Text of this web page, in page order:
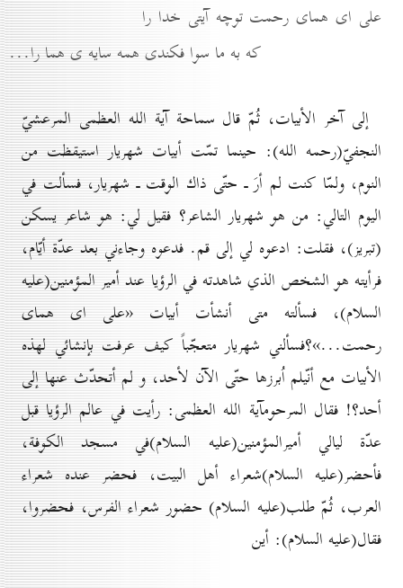
على اى هماى رحمت توچه آيتى خدا را
كه به ما سوا فكندى همه سايه ى هما را...
إلى آخر الأبيات، ثُمّ قال سماحة آية الله العظمى المرعشيّ
النجفيّ(رحمه الله): حينما تمّت أبيات شهريار استيقظت من
النوم، ولمّا كنت لم أرَ ـ حتّى ذاك الوقت ـ شهريار، فسألت في
اليوم التالي: من هو شهريار الشاعر؟ فقيل لي: هو شاعر يسكن
(تبريز)، فقلت: ادعوه لي إلى قم. فدعوه وجاءني بعد عدّة أيّام،
فرأيته هو الشخص الذي شاهدته في الرؤيا عند أمير المؤمنين(عليه
السلام)، فسألته متى أنشأت أبيات «على اى هماى
رحمت...»؟فسألني شهريار متعجّباً كيف عرفت بإنشائي لهذه
الأبيات مع أنّيلم اُبرزها حتّى الآن لأحد، و لم أتحدّث عنها إلى
أحد؟! فقال المرحومآية الله العظمى: رأيت في عالم الرؤيا قبل
عدّة ليالي أميرالمؤمنين(عليه السلام)في مسجد الكوفة،
فأحضر(عليه السلام)شعراء أهل البيت، فحضر عنده شعراء
العرب، ثُمّ طلب(عليه السلام) حضور شعراء الفرس، فحضروا،
فقال(عليه السلام): أين